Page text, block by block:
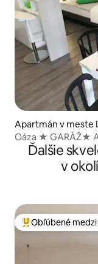
Apartmán v meste
Oáza ★ GARÁŽ★ A BICYKLE ZADARMO ★ Súkromná
terasa
Ďalšie
v
Najobľúbenejšie
Obľúbené